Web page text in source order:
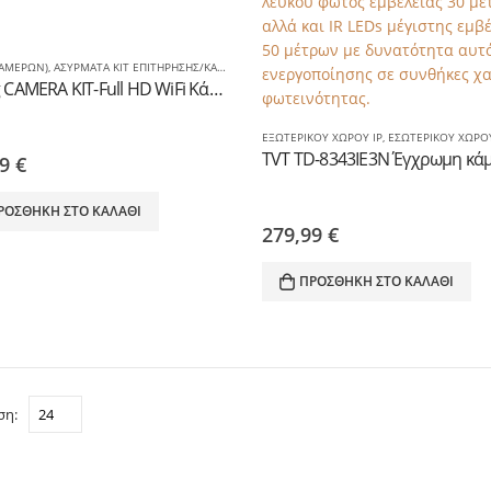
, ΑΣΥΡΜΑΤΑ ΚΙΤ ΕΠΙΤΗΡΗΣΗΣ/ΚΑΤΑΓΡΑΦΗΣ ΕΞΩΤΕΡΙΚΟΥ ΧΩΡΟΥ IP ΕΣΩΤΕΡΙΚΟΥ
Strong CAMERA KIT-Full HD WiFi Κάμερες επαναφορτιζόμενες με αυτονομία 6μηνών,με ήχο & ομιλία & καταγραφικό
€
ΣΤΟ ΚΑΛΆΘΙ
ΕΞΩΤΕΡΙΚΟΥ ΧΩΡΟΥ IP, ΕΣΩΤΕΡΙΚΟΥ
279,99 €
ΠΡΟΣΘΉΚΗ ΣΤΟ ΚΑΛΆΘΙ